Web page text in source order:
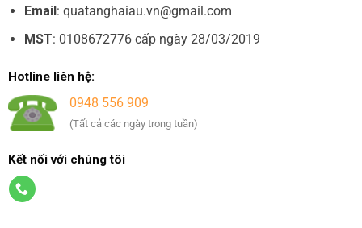
Email : quatanghaiau.vn@gmail.com
MST: 0108672776 cấp ngày 28/03/2019
Hotline liên hệ:
0948 556 909
(Tất cả các ngày trong tuần)
Kết nối với chúng tôi